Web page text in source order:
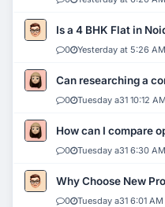
Is a 4 BHK Flat in
0 Yesterday at 5:26 AM
Can researching a
0 Tuesday a31 10:12 AM
How can I compare
0 Tuesday a31 6:30 AM
Why Choose New
0 Tuesday a31 6:01 AM